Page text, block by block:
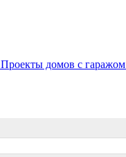
Проекты домов с гаражом